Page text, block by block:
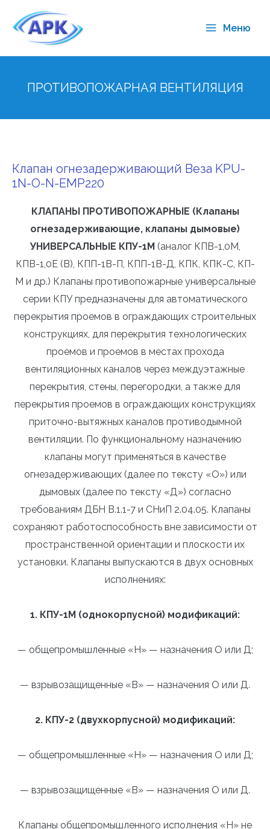
Меню
ПРОТИВОПОЖАРНАЯ ВЕНТИЛЯЦИЯ
Клапан огнезадерживающий Веза KPU-
1N-O-N-EMP220
КЛАПАНЫ ПРОТИВОПОЖАРНЫЕ (Клапаны
огнезадерживающие, клапаны дымовые)
УНИВЕРСАЛЬНЫЕ КПУ-1М (аналог КПВ-1,0М,
КПВ-1,0Е (В), КПП-1В-П, КПП-1В-Д, КПК, КПК-С, КП-
М и др.) Клапаны противопожарные универсальные
серии КПУ предназначены для автоматического
перекрытия проемов в ограждающих строительных
конструкциях, для перекрытия технологических
проемов и проемов в местах прохода
вентиляционных каналов через междуэтажные
перекрытия, стены, перегородки, а также для
перекрытия проемов в ограждающих конструкциях
приточно-вытяжных каналов противодымной
вентиляции. По функциональному назначению
клапаны могут применяться в качестве
огнезадерживающих (далее по тексту «О») или
дымовых (далее по тексту «Д») согласно
требованиям ДБН В.1.1-7 и СНиП 2.04.05. Клапаны
сохраняют работоспособность вне зависимости от
пространственной ориентации и плоскости их
установки. Клапаны выпускаются в двух основных
исполнениях:
1. КПУ-1М (однокорпусной) модификаций:
— общепромышленные «Н» — назначения О или Д;
— взрывозащищенные «В» — назначения О или Д.
2. КПУ-2 (двухкорпусной) модификаций:
— общепромышленные «Н» — назначения О или Д;
— взрывозащищенные «В» — назначения О или Д.
Клапаны общепромышленного исполнения «Н» не